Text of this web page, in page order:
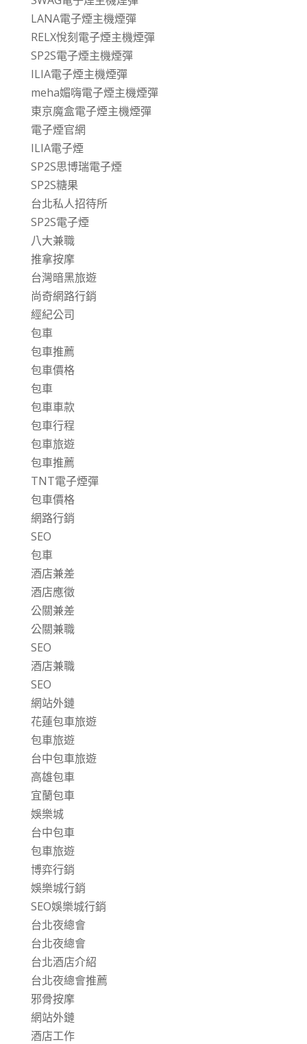
LANA電子煙主機煙彈
RELX悅刻電子煙主機煙彈
SP2S電子煙主機煙彈
ILIA電子煙主機煙彈
meha媚嗨電子煙主機煙彈
東京魔盒電子煙主機煙彈
電子煙官網
ILIA電子煙
SP2S思博瑞電子煙
SP2S糖果
台北私人招待所
SP2S電子煙
八大兼職
推拿按摩
台灣暗黑旅遊
尚奇網路行銷
經紀公司
包車
包車推薦
包車價格
包車
包車車款
包車行程
包車旅遊
包車推薦
TNT電子煙彈
包車價格
網路行銷
SEO
包車
酒店兼差
酒店應徵
公關兼差
公關兼職
SEO
酒店兼職
SEO
網站外鏈
花蓮包車旅遊
包車旅遊
台中包車旅遊
高雄包車
宜蘭包車
娛樂城
台中包車
包車旅遊
博弈行銷
娛樂城行銷
SEO娛樂城行銷
台北夜總會
台北夜總會
台北酒店介紹
台北夜總會推薦
邪骨按摩
網站外鏈
酒店工作